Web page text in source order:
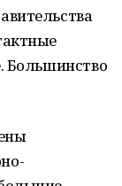
Большинство